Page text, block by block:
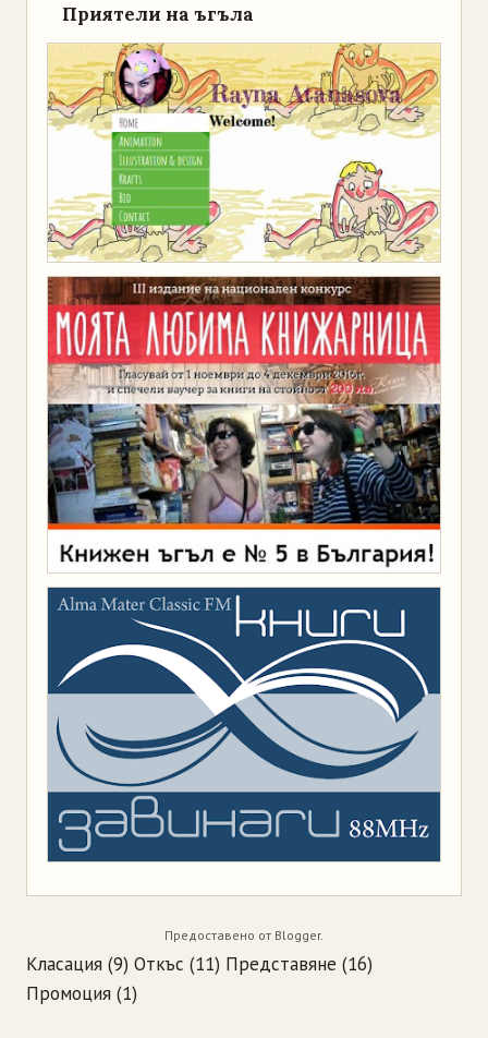
Приятели на ъгъла
Предоставено от Blogger.
Класация (9) Откъс (11) Представяне (16)
Промоция (1)